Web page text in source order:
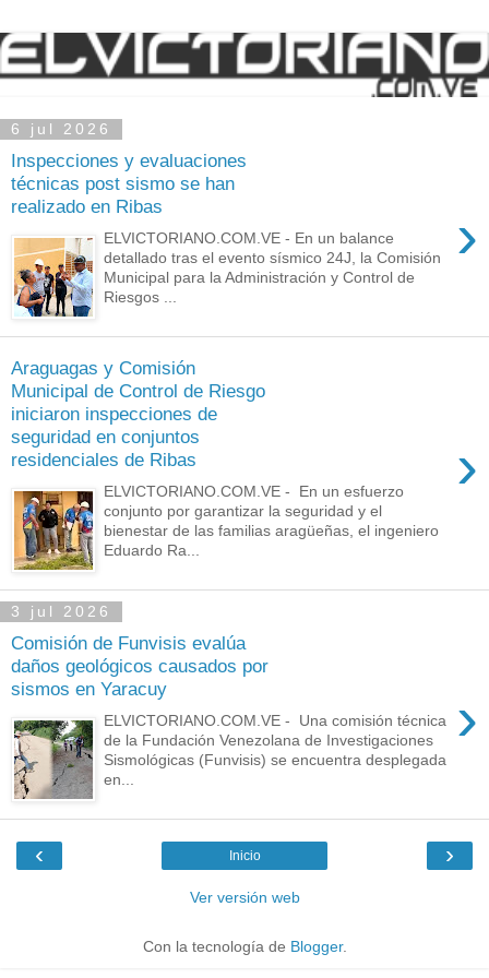
6 jul 2026
Inspecciones y evaluaciones
técnicas post sismo se han
realizado en Ribas
›
ELVICTORIANO.COM.VE - En un balance
detallado tras el evento sísmico 24J, la Comisión
Municipal para la Administración y Control de
Riesgos ...
Araguagas y Comisión
Municipal de Control de Riesgo
iniciaron inspecciones de
seguridad en conjuntos
residenciales de Ribas
›
ELVICTORIANO.COM.VE - En un esfuerzo
conjunto por garantizar la seguridad y el
bienestar de las familias aragüeñas, el ingeniero
Eduardo Ra...
3 jul 2026
Comisión de Funvisis evalúa
daños geológicos causados por
sismos en Yaracuy
›
ELVICTORIANO.COM.VE - Una comisión técnica
de la Fundación Venezolana de Investigaciones
Sismológicas (Funvisis) se encuentra desplegada
en...
‹ ›
Inicio
Ver versión web
Con la tecnología de Blogger.